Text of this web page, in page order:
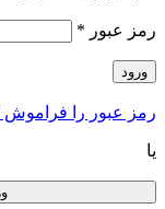
رمز عبور *
ورود
رمز عبور را فراموش
یا